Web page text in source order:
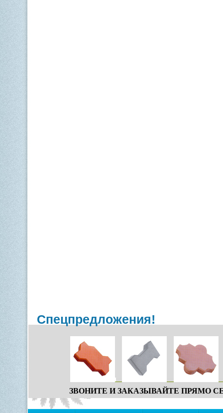
Спецпредложения!
ЗВОНИТЕ И ЗАКАЗЫВАЙТЕ ПРЯМО